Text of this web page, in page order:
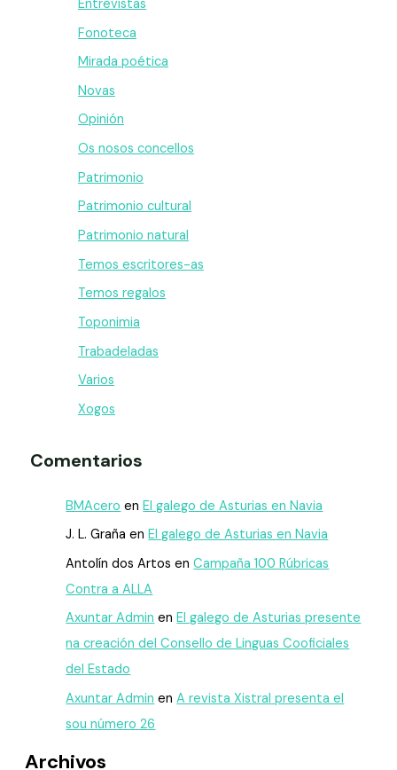
Entrevistas
Fonoteca
Mirada poética
Novas
Opinión
Os nosos concellos
Patrimonio
Patrimonio cultural
Patrimonio natural
Temos escritores-as
Temos regalos
Toponimia
Trabadeladas
Varios
Xogos
Comentarios
BMAcero enEl galego de Asturias en Navia
J. L. Graña enEl galego de Asturias en Navia
Antolín dos Artos enCampaña 100 Rúbricas
Contra a ALLA
Axuntar Admin enEl galego de Asturias presente
na creación del Consello de Linguas Cooficiales
del Estado
Axuntar Admin enA revista Xistral presenta el
sou número 26
Archivos